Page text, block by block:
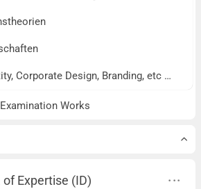
Corporate Design, Branding, etc …
Works
Expertise (ID)